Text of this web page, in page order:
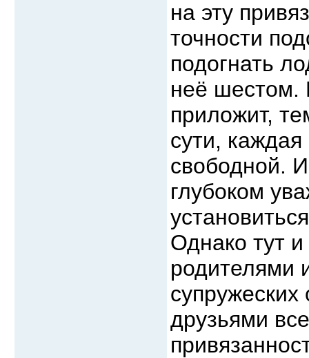
на эту
точности
подогнать
неё шестом.
приложит,
сути,
свободной.
глубоком
Однако тут
родителями
друзьями